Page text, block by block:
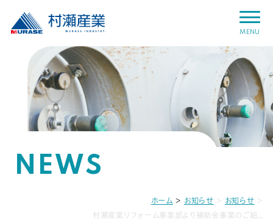
MENU
NEWS
ホーム ＞ お知らせ ＞ お知らせ ＞